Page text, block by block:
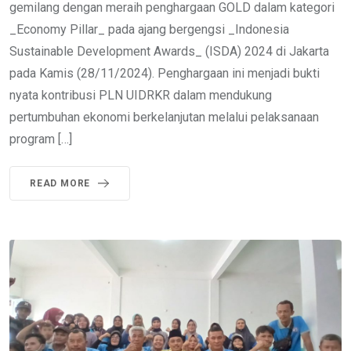
gemilang dengan meraih penghargaan GOLD dalam kategori
_Economy Pillar_ pada ajang bergengsi _Indonesia
Sustainable Development Awards_ (ISDA) 2024 di Jakarta
pada Kamis (28/11/2024). Penghargaan ini menjadi bukti
nyata kontribusi PLN UIDRKR dalam mendukung
pertumbuhan ekonomi berkelanjutan melalui pelaksanaan
program […]
READ MORE